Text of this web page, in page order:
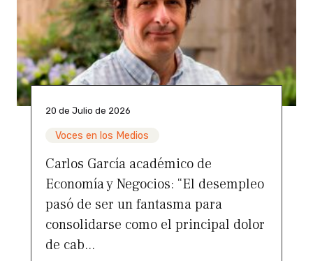
20 de Julio de 2026
Voces en los Medios
Carlos García académico de
Economía y Negocios: “El desempleo
pasó de ser un fantasma para
consolidarse como el principal dolor
de cab...